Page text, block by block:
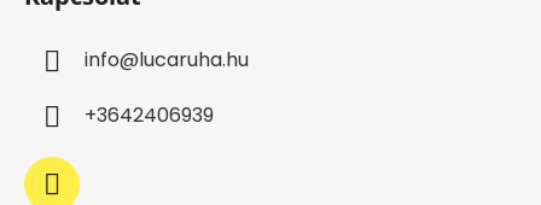
info@lucaruha.hu
+3642406939